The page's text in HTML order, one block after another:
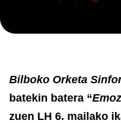
Bilboko Orketa
batekin batera “
zuen LH 6. mailako